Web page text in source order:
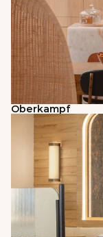
Oberkampf